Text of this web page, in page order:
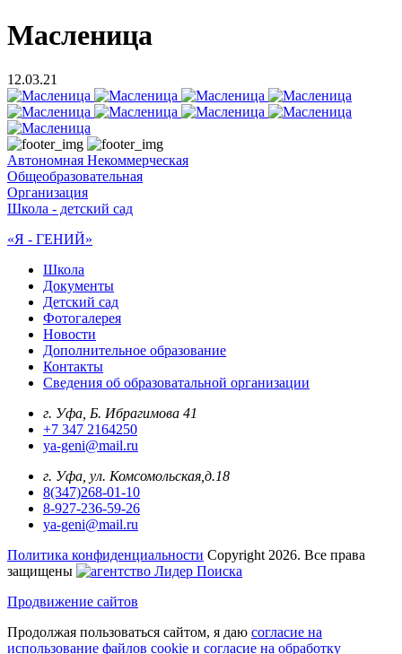
Масленица
12.03.21
Автономная Некоммерческая
Общеобразовательная
Организация
Школа - детский сад
«Я - ГЕНИЙ»
Школа
Документы
Детский сад
Фотогалерея
Новости
Дополнительное образование
Контакты
Сведения об образоватальной организации
г. Уфа, Б. Ибрагимова 41
+7 347 2164250
ya-geni@mail.ru
г. Уфа, ул. Комсомольская,д.18
8(347)268-01-10
8-927-236-59-26
ya-geni@mail.ru
Политика конфиденциальности Copyright 2026. Все права
защищены
Продвижение сайтов
Продолжая пользоваться сайтом, я даю согласие на
использование файлов cookie и согласие на обработку